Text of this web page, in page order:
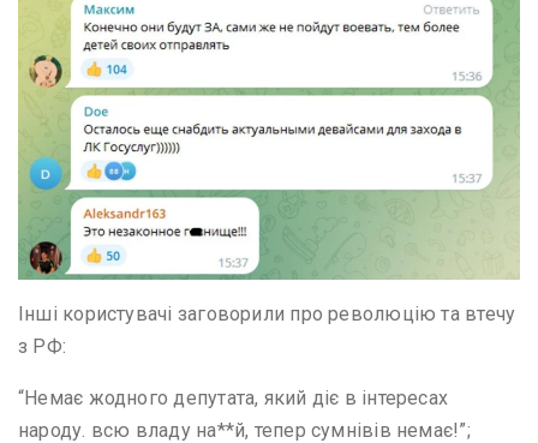
Інші користувачі заговорили про революцію та втечу
з РФ:
“Немає жодного депутата, який діє в інтересах
народу. всю владу на**й, тепер сумнівів немає!”;